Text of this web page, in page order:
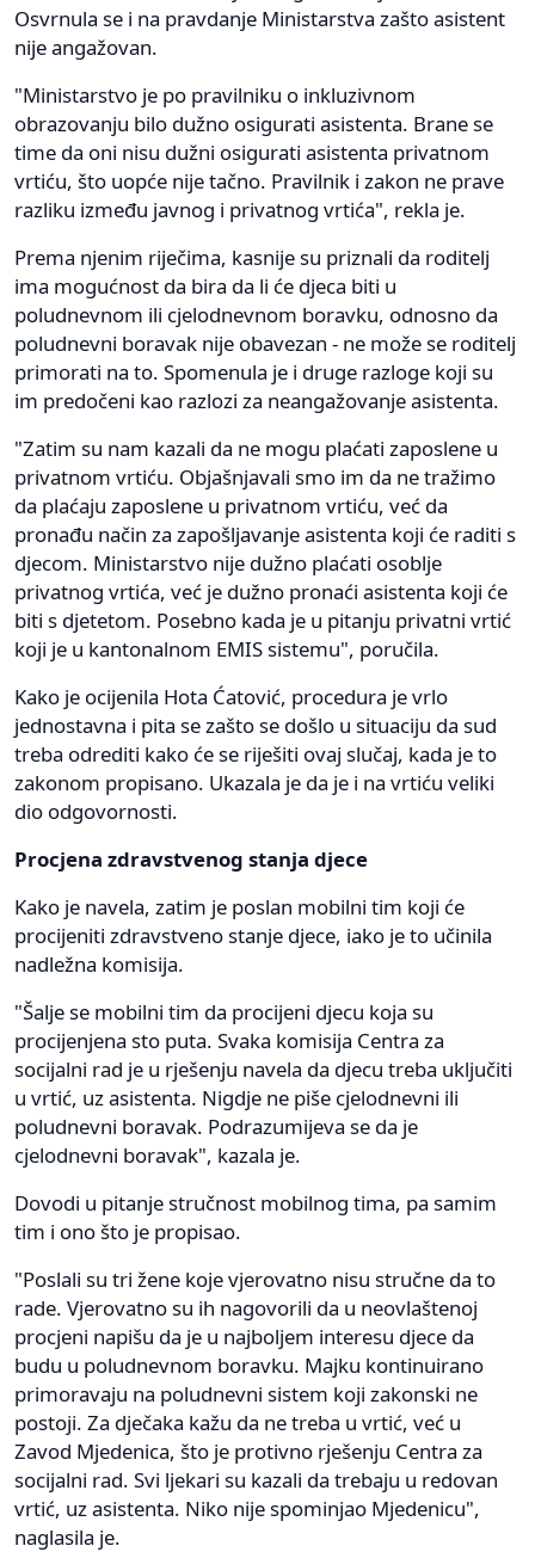
Osvrnula se i na pravdanje Ministarstva zašto asistent
nije angažovan.
"Ministarstvo je po pravilniku o inkluzivnom
obrazovanju bilo dužno osigurati asistenta. Brane se
time da oni nisu dužni osigurati asistenta privatnom
vrtiću, što uopće nije tačno. Pravilnik i zakon ne prave
razliku između javnog i privatnog vrtića", rekla je.
Prema njenim riječima, kasnije su priznali da roditelj
ima mogućnost da bira da li će djeca biti u
poludnevnom ili cjelodnevnom boravku, odnosno da
poludnevni boravak nije obavezan - ne može se roditelj
primorati na to. Spomenula je i druge razloge koji su
im predočeni kao razlozi za neangažovanje asistenta.
"Zatim su nam kazali da ne mogu plaćati zaposlene u
privatnom vrtiću. Objašnjavali smo im da ne tražimo
da plaćaju zaposlene u privatnom vrtiću, već da
pronađu način za zapošljavanje asistenta koji će raditi s
djecom. Ministarstvo nije dužno plaćati osoblje
privatnog vrtića, već je dužno pronaći asistenta koji će
biti s djetetom. Posebno kada je u pitanju privatni vrtić
koji je u kantonalnom EMIS sistemu", poručila.
Kako je ocijenila Hota Ćatović, procedura je vrlo
jednostavna i pita se zašto se došlo u situaciju da sud
treba odrediti kako će se riješiti ovaj slučaj, kada je to
zakonom propisano. Ukazala je da je i na vrtiću veliki
dio odgovornosti.
Procjena zdravstvenog stanja djece
Kako je navela, zatim je poslan mobilni tim koji će
procijeniti zdravstveno stanje djece, iako je to učinila
nadležna komisija.
"Šalje se mobilni tim da procijeni djecu koja su
procijenjena sto puta. Svaka komisija Centra za
socijalni rad je u rješenju navela da djecu treba uključiti
u vrtić, uz asistenta. Nigdje ne piše cjelodnevni ili
poludnevni boravak. Podrazumijeva se da je
cjelodnevni boravak", kazala je.
Dovodi u pitanje stručnost mobilnog tima, pa samim
tim i ono što je propisao.
"Poslali su tri žene koje vjerovatno nisu stručne da to
rade. Vjerovatno su ih nagovorili da u neovlaštenoj
procjeni napišu da je u najboljem interesu djece da
budu u poludnevnom boravku. Majku kontinuirano
primoravaju na poludnevni sistem koji zakonski ne
postoji. Za dječaka kažu da ne treba u vrtić, već u
Zavod Mjedenica, što je protivno rješenju Centra za
socijalni rad. Svi ljekari su kazali da trebaju u redovan
vrtić, uz asistenta. Niko nije spominjao Mjedenicu",
naglasila je.